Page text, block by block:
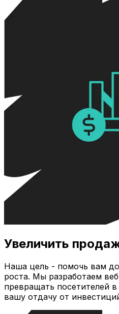
Увеличить
Наша цель - помочь вам
роста. Мы разработаем
превращать посетителей
вашу отдачу от